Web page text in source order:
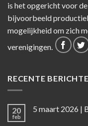
is het opgericht voor
bijvoorbeeld
mogelijkheid om zich
verenigingen.
RECENTE
20
feb
5 maart 2026 |